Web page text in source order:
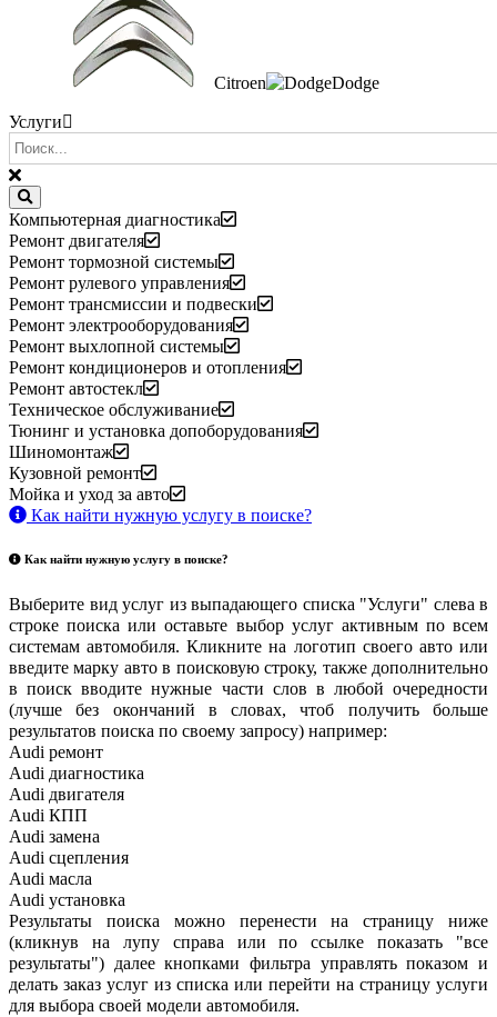
Citroen Dodge
Услуги
Компьютерная диагностика
Ремонт двигателя
Ремонт тормозной системы
Ремонт рулевого управления
Ремонт трансмиссии и подвески
Ремонт электрооборудования
Ремонт выхлопной системы
Ремонт кондиционеров и отопления
Ремонт автостекл
Техническое обслуживание
Тюнинг и установка допоборудования
Шиномонтаж
Кузовной ремонт
Мойка и уход за авто
Как найти нужную услугу в поиске?
Как найти нужную услугу в поиске?
Выберите вид услуг из выпадающего списка "Услуги" слева в
строке поиска или оставьте выбор услуг активным по всем
системам автомобиля. Кликните на логотип своего авто или
введите марку авто в поисковую строку, также дополнительно
в поиск вводите нужные части слов в любой очередности
(лучше без окончаний в словах, чтоб получить больше
результатов поиска по своему запросу) например:
Audi ремонт
Audi диагностика
Audi двигателя
Audi КПП
Audi замена
Audi сцепления
Audi масла
Audi установка
Результаты поиска можно перенести на страницу ниже
(кликнув на лупу справа или по ссылке показать "все
результаты") далее кнопками фильтра управлять показом и
делать заказ услуг из списка или перейти на страницу услуги
для выбора своей модели автомобиля.